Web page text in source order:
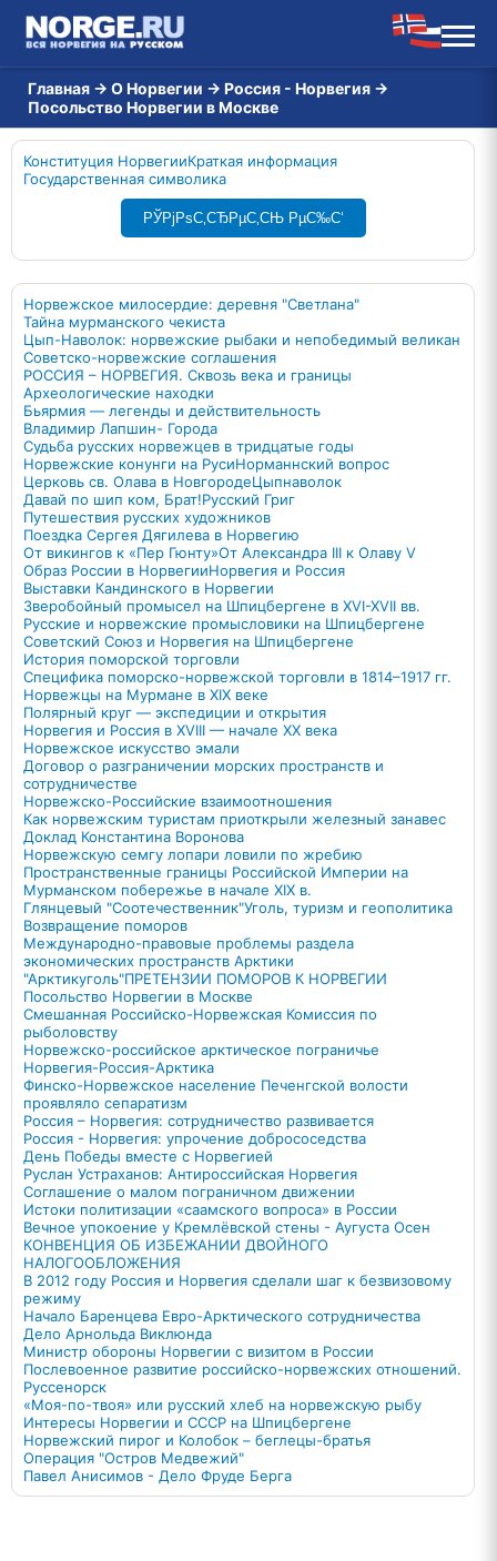
Главная → О Норвегии → Россия - Норвегия →
Посольство Норвегии в Москве
Конституция НорвегииКраткая информация
Государственная символика
РЎРјРѕС‚СЂРµС‚СЊ РµС‰С‘
Норвежское милосердие: деревня "Светлана"
Тайна мурманского чекиста
Цып-Наволок: норвежские рыбаки и непобедимый великан
Советско-норвежские соглашения
РОССИЯ – НОРВЕГИЯ. Сквозь века и границы
Археологические находки
Бьярмия — легенды и действительность
Владимир Лапшин- Города
Судьба русских норвежцев в тридцатые годы
Норвежские конунги на РусиНорманнский вопрос
Церковь св. Олава в НовгородеЦыпнаволок
Давай по шип ком, Брат!Русский Григ
Путешествия русских художников
Поездка Сергея Дягилева в Норвегию
От викингов к «Пер Гюнту»От Александра III к Олаву V
Образ России в НорвегииНорвегия и Россия
Выставки Кандинского в Норвегии
Зверобойный промысел на Шпицбергене в XVI-XVII вв.
Русские и норвежские промысловики на Шпицбергене
Советский Союз и Норвегия на Шпицбергене
История поморской торговли
Специфика поморско-норвежской торговли в 1814–1917 гг.
Норвежцы на Мурмане в XIX веке
Полярный круг — экспедиции и открытия
Норвегия и Россия в XVIII — начале XX века
Норвежское искусство эмали
Договор о разграничении морских пространств и
сотрудничестве
Норвежско-Российские взаимоотношения
Как норвежским туристам приоткрыли железный занавес
Доклад Константина Воронова
Норвежскую семгу лопари ловили по жребию
Пространственные границы Российской Империи на
Мурманском побережье в начале XIX в.
Глянцевый "Соотечественник"Уголь, туризм и геополитика
Возвращение поморов
Международно-правовые проблемы раздела
экономических пространств Арктики
"Арктикуголь"ПРЕТЕНЗИИ ПОМОРОВ К НОРВЕГИИ
Посольство Норвегии в Москве
Смешанная Российско-Норвежская Комиссия по
рыболовству
Норвежско-российское арктическое пограничье
Норвегия-Россия-Арктика
Финско-Норвежское население Печенгской волости
проявляло сепаратизм
Россия – Норвегия: сотрудничество развивается
Россия - Норвегия: упрочение добрососедства
День Победы вместе с Норвегией
Руслан Устраханов: Антироссийская Норвегия
Соглашение о малом пограничном движении
Истоки политизации «саамского вопроса» в России
Вечное упокоение у Кремлёвской стены - Аугуста Осен
КОНВЕНЦИЯ ОБ ИЗБЕЖАНИИ ДВОЙНОГО
НАЛОГООБЛОЖЕНИЯ
В 2012 году Россия и Норвегия сделали шаг к безвизовому
режиму
Начало Баренцева Евро-Арктического сотрудничества
Дело Арнольда Виклюнда
Министр обороны Норвегии с визитом в России
Послевоенное развитие российско-норвежских отношений.
Руссенорск
«Моя-по-твоя» или русский хлеб на норвежскую рыбу
Интересы Норвегии и СССР на Шпицбергене
Норвежский пирог и Колобок – беглецы-братья
Операция "Остров Медвежий"
Павел Анисимов - Дело Фруде Берга